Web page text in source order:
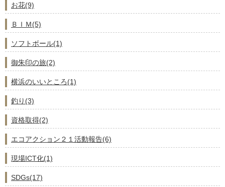
お花(9)
ＢＩＭ(5)
ソフトボール(1)
御朱印の旅(2)
横浜のいいところ(1)
釣り(3)
資格取得(2)
エコアクション２１活動報告(6)
現場ICT化(1)
SDGs(17)